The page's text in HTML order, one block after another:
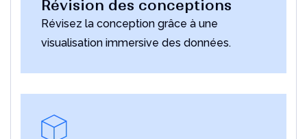
Révision des conceptions
Révisez la conception grâce à une
visualisation immersive des données.